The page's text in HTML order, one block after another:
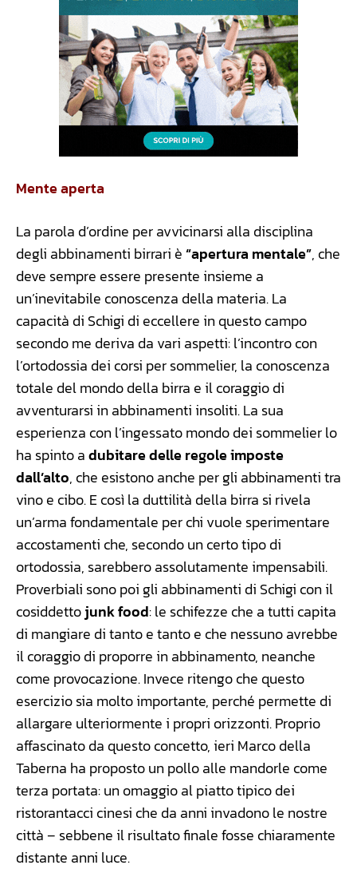
Mente aperta
La parola d’ordine per avvicinarsi alla disciplina
degli abbinamenti birrari è“apertura mentale”, che
deve sempre essere presente insieme a
un’inevitabile conoscenza della materia. La
capacità di Schigi di eccellere in questo campo
secondo me deriva da vari aspetti: l’incontro con
l’ortodossia dei corsi per sommelier, la conoscenza
totale del mondo della birra e il coraggio di
avventurarsi in abbinamenti insoliti. La sua
esperienza con l’ingessato mondo dei sommelier lo
ha spinto adubitare delle regole imposte
dall’alto, che esistono anche per gli abbinamenti tra
vino e cibo. E così la duttilità della birra si rivela
un’arma fondamentale per chi vuole sperimentare
accostamenti che, secondo un certo tipo di
ortodossia, sarebbero assolutamente impensabili.
Proverbiali sono poi gli abbinamenti di Schigi con il
cosiddettojunk food: le schifezze che a tutti capita
di mangiare di tanto e tanto e che nessuno avrebbe
il coraggio di proporre in abbinamento, neanche
come provocazione. Invece ritengo che questo
esercizio sia molto importante, perché permette di
allargare ulteriormente i propri orizzonti. Proprio
affascinato da questo concetto, ieri Marco della
Taberna ha proposto un pollo alle mandorle come
terza portata: un omaggio al piatto tipico dei
ristorantacci cinesi che da anni invadono le nostre
città – sebbene il risultato finale fosse chiaramente
distante anni luce.